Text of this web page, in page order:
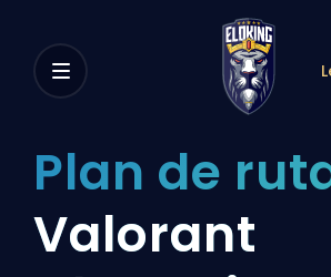
Plan de
Valorant